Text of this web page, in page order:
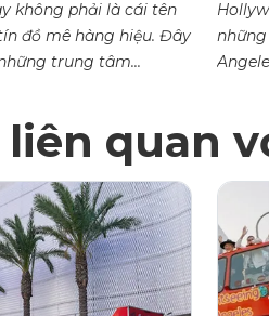
không phải là cái tên
đồ mê hàng hiệu. Đây
trung tâm...
liên quan